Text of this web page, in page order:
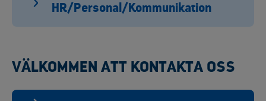
HR/Personal/Kommunikation
VÄLKOMMEN ATT KONTAKTA OSS